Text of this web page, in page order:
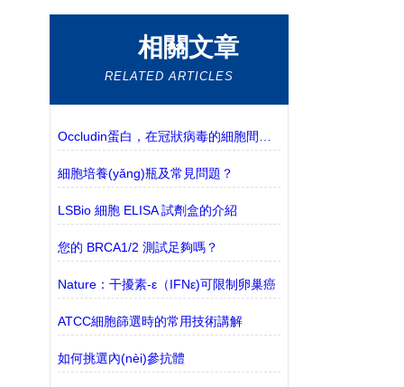
相關文章
RELATED ARTICLES
細胞培養(yǎng)瓶及常見問題？
LSBio 細胞 ELISA 試劑盒的介紹
您的 BRCA1/2 測試足夠嗎？
Nature：干擾素-ε（IFNε)可限制卵巢癌
ATCC細胞篩選時的常用技術講解
如何挑選內(nèi)參抗體